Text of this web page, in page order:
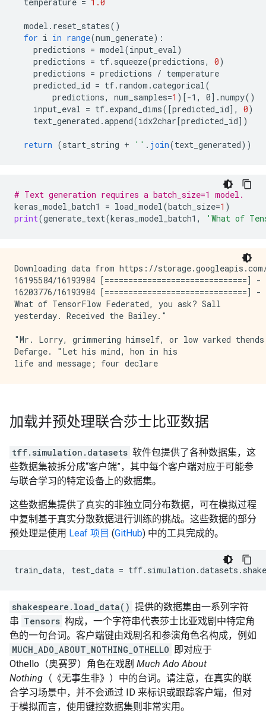
model . reset_states()
for i in range(num_generate) :
predictions = model(input_eval)
predictions = tf. squeeze(predictions, 0)
predictions = predictions / temperature
predicted_id = tf. random .categorical(
predictions, num_samples=1 ) [-1, 0] .numpy()
input_eval = tf. expand_dims( [predicted_id] , 0)
text_generated .append(idx2char[predicted_id] )
return (start_string + '' . join(text_generated))
# Text generation requires a batch_size=1 model.
keras_model_batch1
= load_model(batch_size=1 )
print(generate_text(keras_model_batch1 , 'What of
Downloading data from https://
16195584/16193984
16203776/16193984
What of TensorFlow Federated, you ask? Sall
yesterday. Received the Bailey."
"Mr. Lorry, grimmering himself, or low varked
Defarge. "Let his mind, hon in his
加载并预处理联合莎士比亚数据
tff.simulation.datasets 软件包提供了各种数据集，这
些数据集被拆分成“客户端”，其中每个客户端对应于可能参
与联合学习的特定设备上的数据集。
这些数据集提供了真实的非独立同分布数据，可在模拟过程
中复制基于真实分散数据进行训练的挑战。这些数据的部分
预处理是使用 Leaf 项目 (GitHub) 中的工具完成的。
train_data, test_data = tff. simulation .datasets .
shakespeare.load_data() 提供的数据集由一系列字符
串 Tensors 构成，一个字符串代表莎士比亚戏剧中特定角
色的一句台词。客户端键由戏剧名和参演角色名构成，例如
MUCH_ADO_ABOUT_NOTHING_OTHELLO 即对应于
Othello（奥赛罗）角色在戏剧 Much Ado About
Nothing （《无事生非》）中的台词。请注意，在真实的联
合学习场景中，并不会通过 ID 来标识或跟踪客户端，但对
于模拟而言，使用键控数据集则非常实用。